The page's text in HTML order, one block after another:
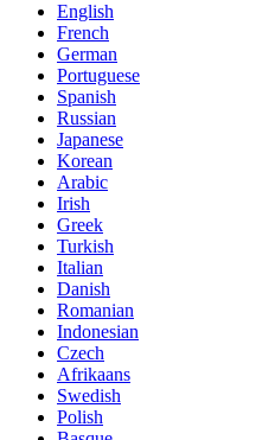
English
French
German
Portuguese
Spanish
Russian
Japanese
Korean
Arabic
Irish
Greek
Turkish
Italian
Danish
Romanian
Indonesian
Czech
Afrikaans
Swedish
Polish